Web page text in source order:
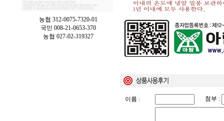
농협 312-0075-7320-01
국민 008-21-0653-370
농협 027-02-319327
이름 : 첨부 :